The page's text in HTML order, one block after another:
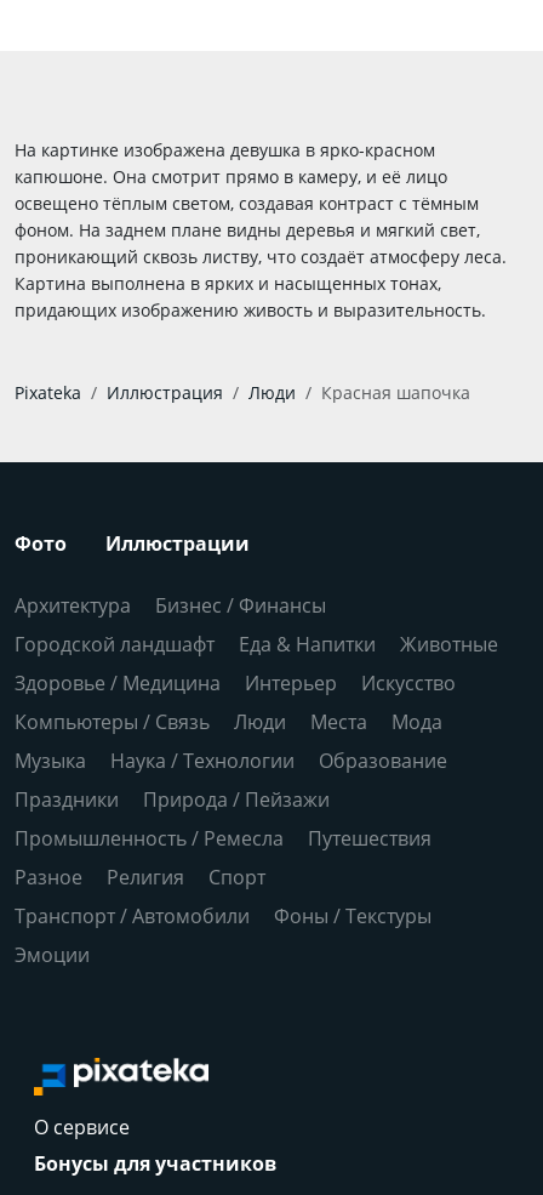
На картинке изображена девушка в ярко-красном
капюшоне. Она смотрит прямо в камеру, и её лицо
освещено тёплым светом, создавая контраст с тёмным
фоном. На заднем плане видны деревья и мягкий свет,
проникающий сквозь листву, что создаёт атмосферу леса.
Картина выполнена в ярких и насыщенных тонах,
придающих изображению живость и выразительность.
Pixateka Иллюстрация Люди Красная шапочка
Фото Иллюстрации
Архитектура
Бизнес / Финансы
Городской ландшафт
Еда & Напитки
Животные
Здоровье / Медицина
Интерьер
Искусство
Компьютеры / Связь
Люди Места
Мода
Музыка
Наука / Технологии
Образование
Праздники
Природа / Пейзажи
Промышленность / Ремесла
Путешествия
Разное
Религия
Спорт
Транспорт / Автомобили
Фоны / Текстуры
Эмоции
О сервисе
Бонусы для участников